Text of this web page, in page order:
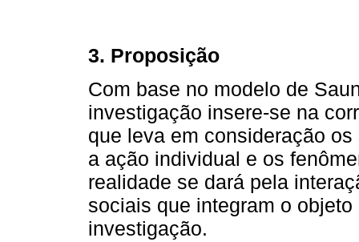
3. Proposição
Com base no modelo de
investigação insere-se na
que leva em consideração
a ação individual e os
realidade se dará pela
sociais que integram o
investigação.